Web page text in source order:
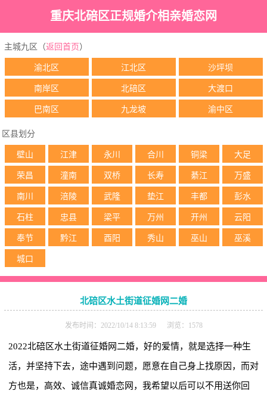
重庆北碚区正规婚介相亲婚恋网
主城九区（返回首页 ）
渝北区 江北区 沙坪坝
南岸区 北碚区 大渡口
巴南区 九龙坡 渝中区
区县划分
壁山 江津 永川 合川 铜梁 大足
荣昌 潼南 双桥 长寿 綦江 万盛
南川 涪陵 武隆 垫江 丰都 彭水
石柱 忠县 梁平 万州 开州 云阳
奉节 黔江 酉阳 秀山 巫山 巫溪
城口
北碚区水土街道征婚网二婚
发布时间：2022/10/14 8:13:59 浏览：1578
2022北碚区水土街道征婚网二婚，好的爱情，就是选择一种生
活，并坚持下去，途中遇到问题，愿意在自己身上找原因，而对
方也是，高效、诚信真诚婚恋网，我希望以后可以不用送你回